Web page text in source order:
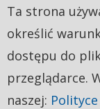
Ta strona
określić
dostępu do
przeglądarce.
naszej: